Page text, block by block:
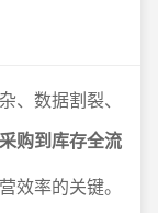
、数据割裂、
购到库存全流
效率的关键。